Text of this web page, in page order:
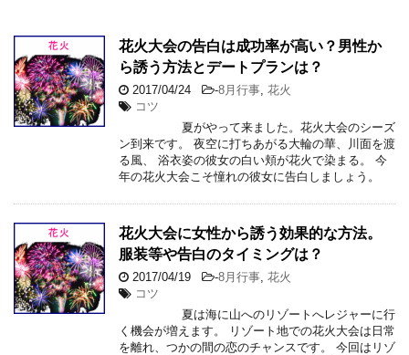
花火大会の告白は成功率が高い？男性か
ら誘う方法とデートプランは？
2017/04/24 -8月行事 花火
コツ
夏がやって来ました。花火大会のシーズ
ン到来です。 夜空に打ちあがる大輪の華、川面を渡
る風、 浴衣姿の彼女の白い頬が花火で染まる。 今
年の花火大会こそ憧れの彼女に告白しましょう。
花火大会に女性から誘う効果的な方法。
服装等や告白のタイミングは？
2017/04/19 -8月行事 花火
コツ
夏は海に山へのリゾートへレジャーに行
く機会が増えます。 リゾート地での花火大会は日常
を離れ、つかの間の恋のチャンスです。 今回はリゾ